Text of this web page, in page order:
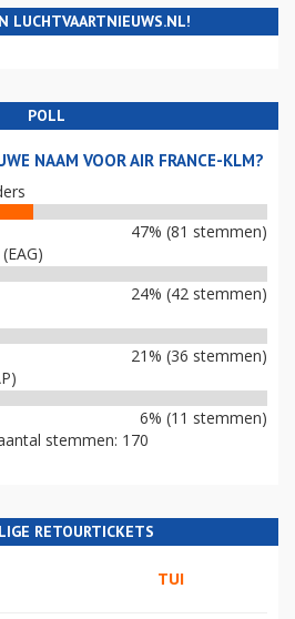
LUCHTVAARTNIEUWS.NL!
POLL
NAAM VOOR AIR FRANCE-KLM?
47% (81 stemmen)
24% (42 stemmen)
21% (36 stemmen)
6% (11 stemmen)
stemmen: 170
RETOURTICKETS
TUI